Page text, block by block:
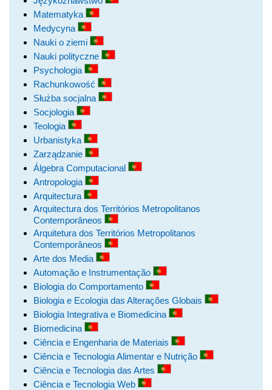
Matematyka
Medycyna
Nauki o ziemi
Nauki polityczne
Psychologia
Rachunkowość
Służba socjalna
Socjologia
Teologia
Urbanistyka
Zarządzanie
Álgebra Computacional
Antropologia
Arquitectura
Arquitectura dos Territórios Metropolitanos
Contemporâneos
Arquitetura dos Territórios Metropolitanos
Contemporâneos
Arte dos Media
Automação e Instrumentação
Biologia do Comportamento
Biologia e Ecologia das Alterações Globais
Biologia Integrativa e Biomedicina
Biomedicina
Ciência e Engenharia de Materiais
Ciência e Tecnologia Alimentar e Nutrição
Ciência e Tecnologia das Artes
Ciência e Tecnologia Web